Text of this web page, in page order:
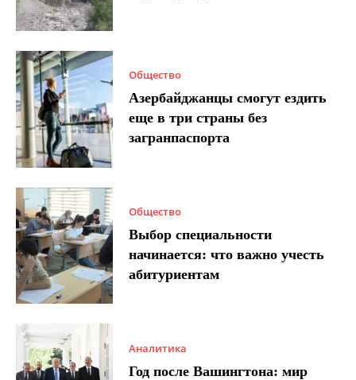
Общество
Азербайджанцы смогут ездить
еще в три страны без
загранпаспорта
Общество
Выбор специальности
начинается: что важно учесть
абитуриентам
Аналитика
Год после Вашингтона: мир